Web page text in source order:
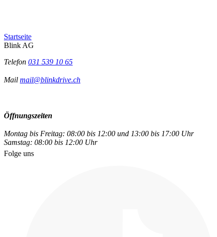
Startseite
Blink AG
Telefon 031 539 10 65
Mail mail@blinkdrive.ch
Öffnungszeiten
Montag bis Freitag: 08:00 bis 12:00 und 13:00 bis 17:00 Uhr
Samstag: 08:00 bis 12:00 Uhr
Folge uns